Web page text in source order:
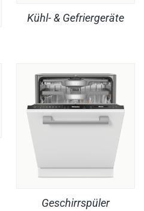
Kühl- & Gefriergeräte
Geschirrspüler